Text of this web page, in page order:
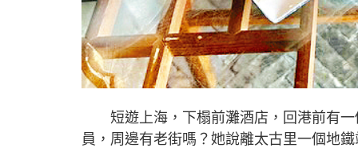
短遊上海，下榻前灘酒店，回港前有一
員，周邊有老街嗎？她說離太古里一個地